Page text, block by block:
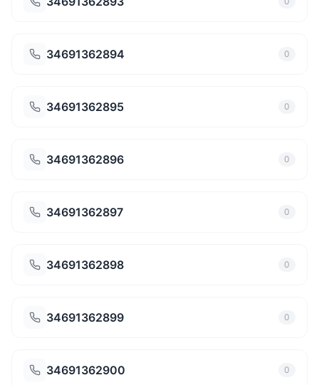
34691362894 0
34691362895 0
34691362896 0
34691362897 0
34691362898 0
34691362899 0
34691362900 0